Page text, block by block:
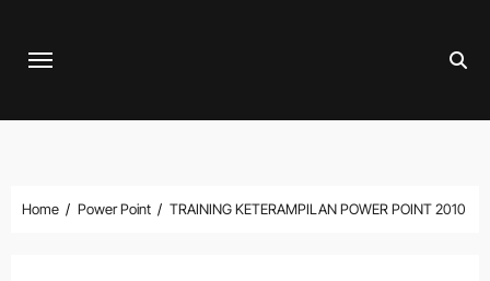
Home Power Point TRAINING KETERAMPILAN POWER POINT 2010